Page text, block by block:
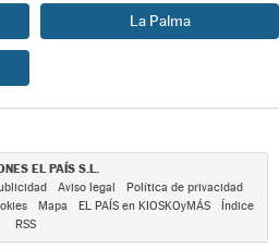
La Palma
EL PAÍS S.L.
Aviso legal
Política de privacidad
Mapa EL PAÍS en KIOSKOyMÁS
Índice
RSS